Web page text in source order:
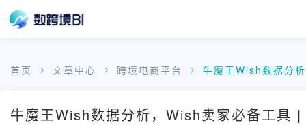
首页 文章中心 跨境电商平台 牛魔王Wish数据分
牛魔王Wish数据分析，Wish卖家必备工具